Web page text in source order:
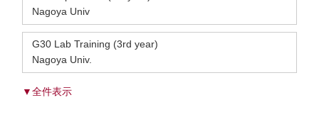
Nagoya Univ
G30 Lab Training (3rd year)
Nagoya Univ.
▼全件表示